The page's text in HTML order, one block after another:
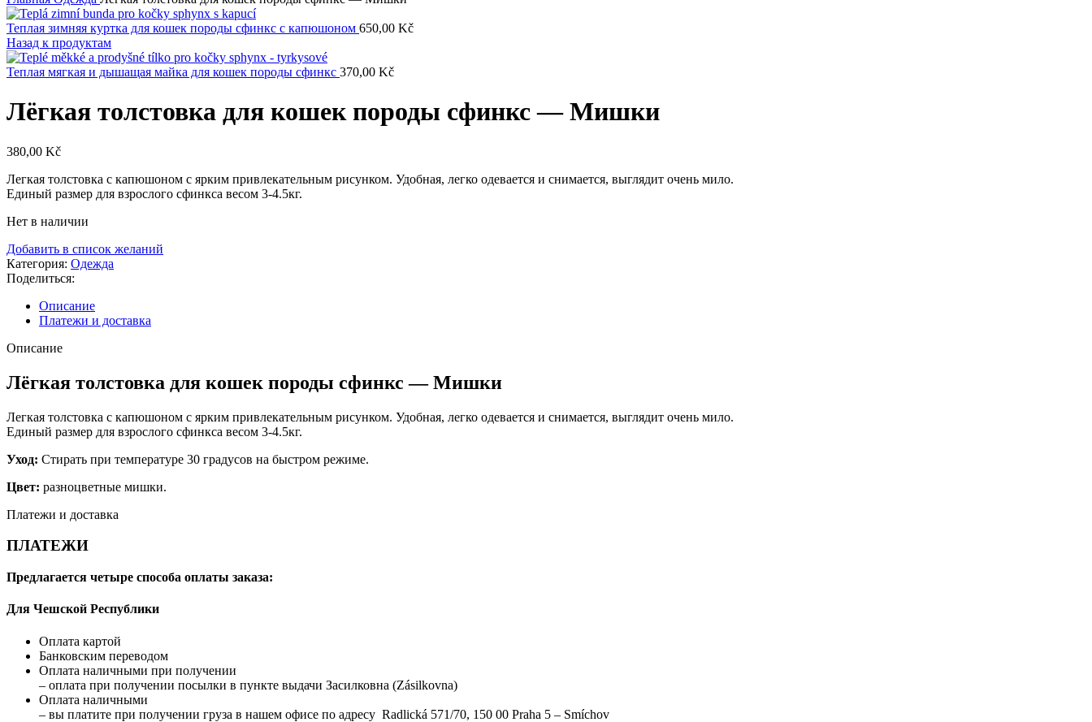
Теплая зимняя куртка для кошек породы сфинкс с капюшоном 650,00 Kč
Назад к продуктам
Теплая мягкая и дышащая майка для кошек породы сфинкс 370,00 Kč
Лёгкая толстовка для кошек породы сфинкс — Мишки
380,00 Kč
Легкая толстовка с капюшоном с ярким привлекательным рисунком. Удобная, легко одевается и снимается, выглядит очень мило.
Единый размер для взрослого сфинкса весом 3-4.5кг.
Нет в наличии
Добавить в список желаний
Категория: Одежда
Поделиться:
Описание
Платежи и доставка
Описание
Лёгкая толстовка для кошек породы сфинкс — Мишки
Легкая толстовка с капюшоном с ярким привлекательным рисунком. Удобная, легко одевается и снимается, выглядит очень мило.
Единый размер для взрослого сфинкса весом 3-4.5кг.
Уход: Стирать при температуре 30 градусов на быстром режиме.
Цвет: разноцветные мишки.
Платежи и доставка
ПЛАТЕЖИ
Предлагается четыре способа оплаты заказа:
Для Чешской Республики
Оплата картой
Банковским переводом
Оплата наличными при получении
– оплата при получении посылки в пункте выдачи Засилковна (Zásilkovna)
Оплата наличными
– вы платите при получении груза в нашем офисе по адресу Radlická 571/70, 150 00 Praha 5 – Smíchov